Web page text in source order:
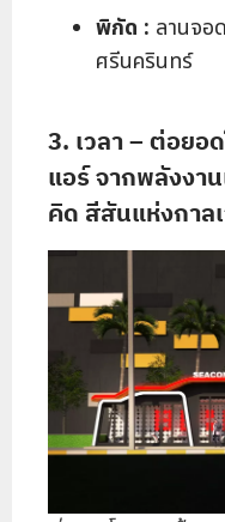
พิกัด : ลานจอ
ศรีนครินทร์
3. เวลา – ต่อยอ
แอร์ จากพลังงา
คิด สีสันแห่งกาล